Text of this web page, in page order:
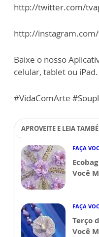
http://twitter.com/
http://
Baixe o nosso
celular, tablet ou iPad.
#VidaComArte
APROVEITE E LEIA
FAÇA
Você
FAÇA
Terço
Você